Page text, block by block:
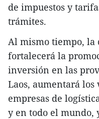
de impuestos y
trámites.
Al mismo tiempo, la
fortalecerá la
inversión en las
Laos, aumentará los
empresas de
y en todo el mundo,